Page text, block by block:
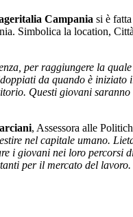
Campania si è
Simbolica la location,
per raggiungere la
da quando è iniziato
Questi giovani
, Assessora alle
nel capitale umano.
giovani nei loro percorsi
per il mercato del